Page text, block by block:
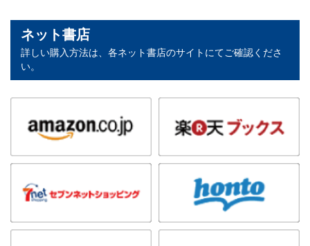
ネット書店
詳しい購入方法は、各ネット書店のサイトにてご確認くださ
い。